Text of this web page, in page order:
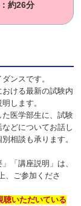
約26分
ンスです。
ける最新の試験内
します。
医学部生に、試験
どについてお話し
相談も承ります。
「講座説明」は、
、ご参加くださ
いただいている